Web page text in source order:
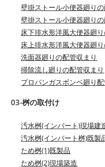
壁掛ストール小便器廻り
壁掛ストール小便器廻り
床下排水形洋風大便器廻
床上排水形洋風大便器廻
洗面器廻りの配管収まり
掃除流し廻りの配管収まり
プロパンガスボンベ廻り
03-桝の取付け
汚水桝(インバート)現場建
汚水桝(インバート桝)既製
ため桝(1)既製品
ため桝(2)現場築造